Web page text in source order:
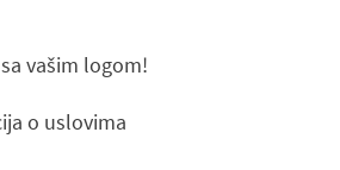
vašim logom!
o uslovima